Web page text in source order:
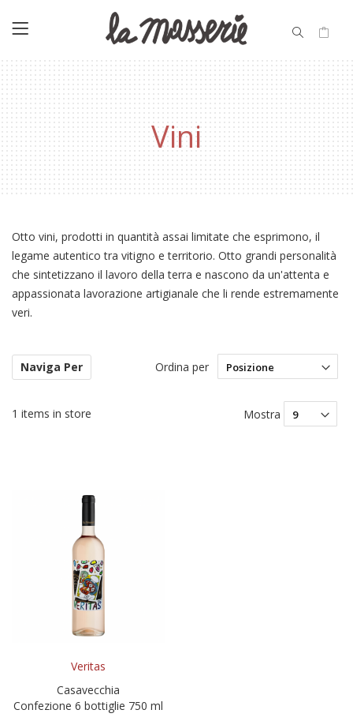
Vini
Otto vini, prodotti in quantità assai limitate che esprimono, il
legame autentico tra vitigno e territorio. Otto grandi personalità
che sintetizzano il lavoro della terra e nascono da un'attenta e
appassionata lavorazione artigianale che li rende estremamente
veri.
1 items in store Mostra
Ordina per
Veritas
Casavecchia
Confezione 6 bottiglie 750 ml
Naviga Per